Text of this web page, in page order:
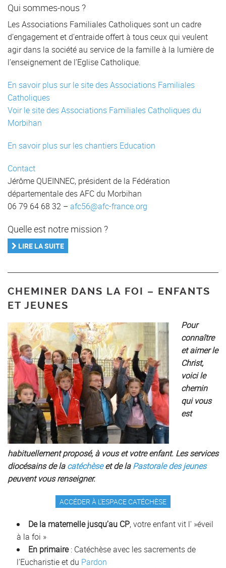
Qui sommes-nous ?
Les Associations Familiales Catholiques sont un cadre
d’engagement et d’entraide offert à tous ceux qui veulent
agir dans la société au service de la famille à la lumière de
l’enseignement de l’Eglise Catholique.
En savoir plus sur le site des Associations Familiales
Catholiques
Voir le site des Associations Familiales Catholiques du
Morbihan
En savoir plus sur les chantiers Education
Contact
Jérôme QUEINNEC, président de la Fédération
départementale des AFC du Morbihan
06 79 64 68 32 – afc56@afc-france.org
Quelle est notre mission ?
LIRE LA SUITE
CHEMINER DANS LA FOI – ENFANTS
ET JEUNES
Pour
connaître
et aimer le
Christ,
voici le
chemin
qui vous
est
habituellement proposé, à vous et votre enfant. Les services
diocésains de lacatéchèseet de laPastorale des jeunes
peuvent vous renseigner.
ACCÉDER À L’ESPACE CATÉCHÈSE
De la maternelle jusqu’au CP, votre enfant vit l' »éveil
à la foi »
En primaire: Catéchèse avec les sacrements de
l’Eucharistie et du Pardon